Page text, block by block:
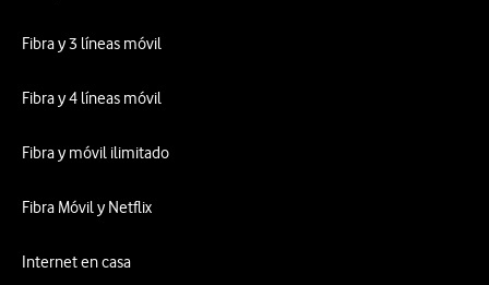
Fibra y 3 líneas móvil
Fibra y 4 líneas móvil
Fibra y móvil ilimitado
Fibra Móvil y Netflix
Internet en casa